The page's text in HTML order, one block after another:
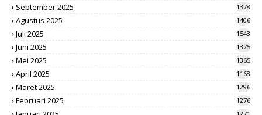
September 2025 1378
Agustus 2025 1406
Juli 2025 1543
Juni 2025 1375
Mei 2025 1365
April 2025 1168
Maret 2025 1296
Februari 2025 1276